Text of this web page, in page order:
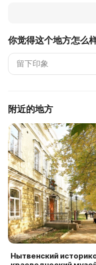
你觉得这个地方怎么
附近的地方
Нытвенский